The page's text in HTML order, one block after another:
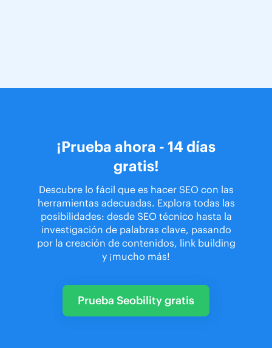
¡Prueba ahora - 14 días
gratis!
Descubre lo fácil que es hacer SEO con las
herramientas adecuadas. Explora todas las
posibilidades: desde SEO técnico hasta la
investigación de palabras clave, pasando
por la creación de contenidos, link building
y ¡mucho más!
Prueba Seobility gratis